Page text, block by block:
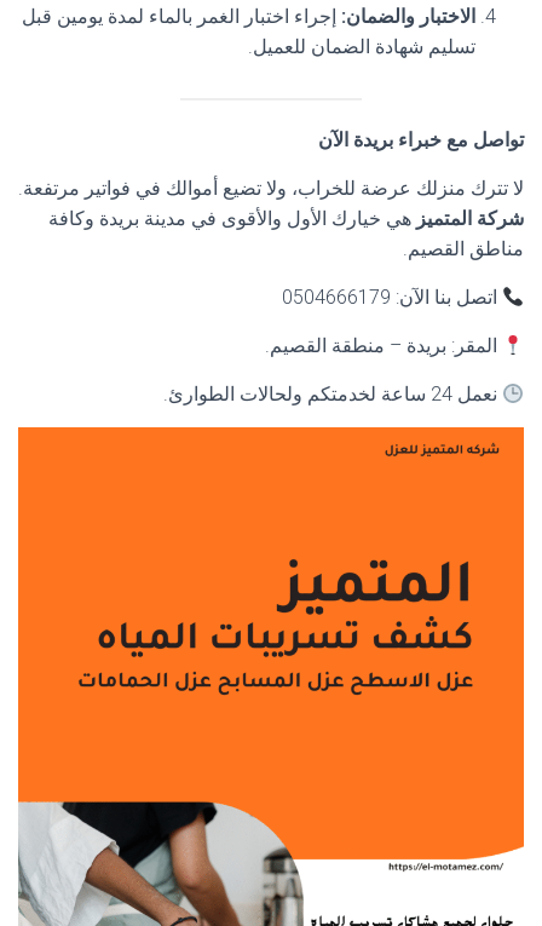
الاختبار والضمان: إجراء اختبار الغمر بالماء لمدة يومين قبل
تسليم شهادة الضمان للعميل.
تواصل مع خبراء بريدة الآن
لا تترك منزلك عرضة للخراب، ولا تضيع أموالك في فواتير مرتفعة.
شركة المتميز هي خيارك الأول والأقوى في مدينة بريدة وكافة
مناطق القصيم.
اتصل بنا الآن: 0504666179
المقر: بريدة – منطقة القصيم.
نعمل 24 ساعة لخدمتكم ولحالات الطوارئ.